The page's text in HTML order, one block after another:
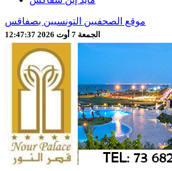
موقع الصحفيين التونسيين بصفاقس
الجمعة 7 أوت 2026 12:47:39